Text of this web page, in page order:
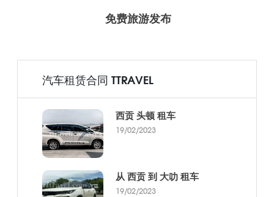
免费旅游发布
汽车租赁合同 TTRAVEL
西贡 头顿 租车
19/02/2023
从 西贡 到 大叻 租车
19/02/2023